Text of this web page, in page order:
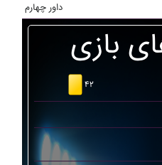
داور چهارم
بازی
۴۲